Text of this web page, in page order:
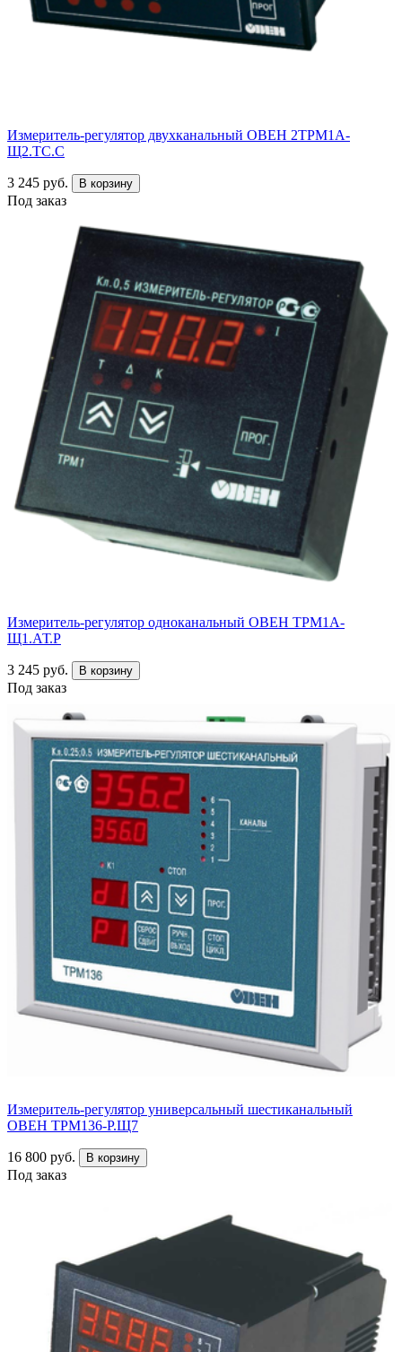
Измеритель-регулятор двухканальный ОВЕН 2ТРМ1А-
Щ2.ТС.С
3 245 руб. В корзину
Под заказ
Измеритель-регулятор одноканальный ОВЕН ТРМ1А-
Щ1.АТ.Р
3 245 руб. В корзину
Под заказ
Измеритель-регулятор универсальный шестиканальный
ОВЕН ТРМ136-Р.Щ7
16 800 руб. В корзину
Под заказ